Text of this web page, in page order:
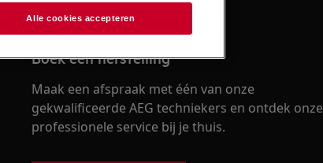
Boek een herstelling
Maak een afspraak met één van onze
gekwalificeerde AEG techniekers en ontdek onze
professionele service bij je thuis.
Alle cookies accepteren